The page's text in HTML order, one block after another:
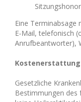
Eine
E-Mail, telefonisch
Anrufbeantworter),
Kostenerstattung
Gesetzliche
Bestimmungen des